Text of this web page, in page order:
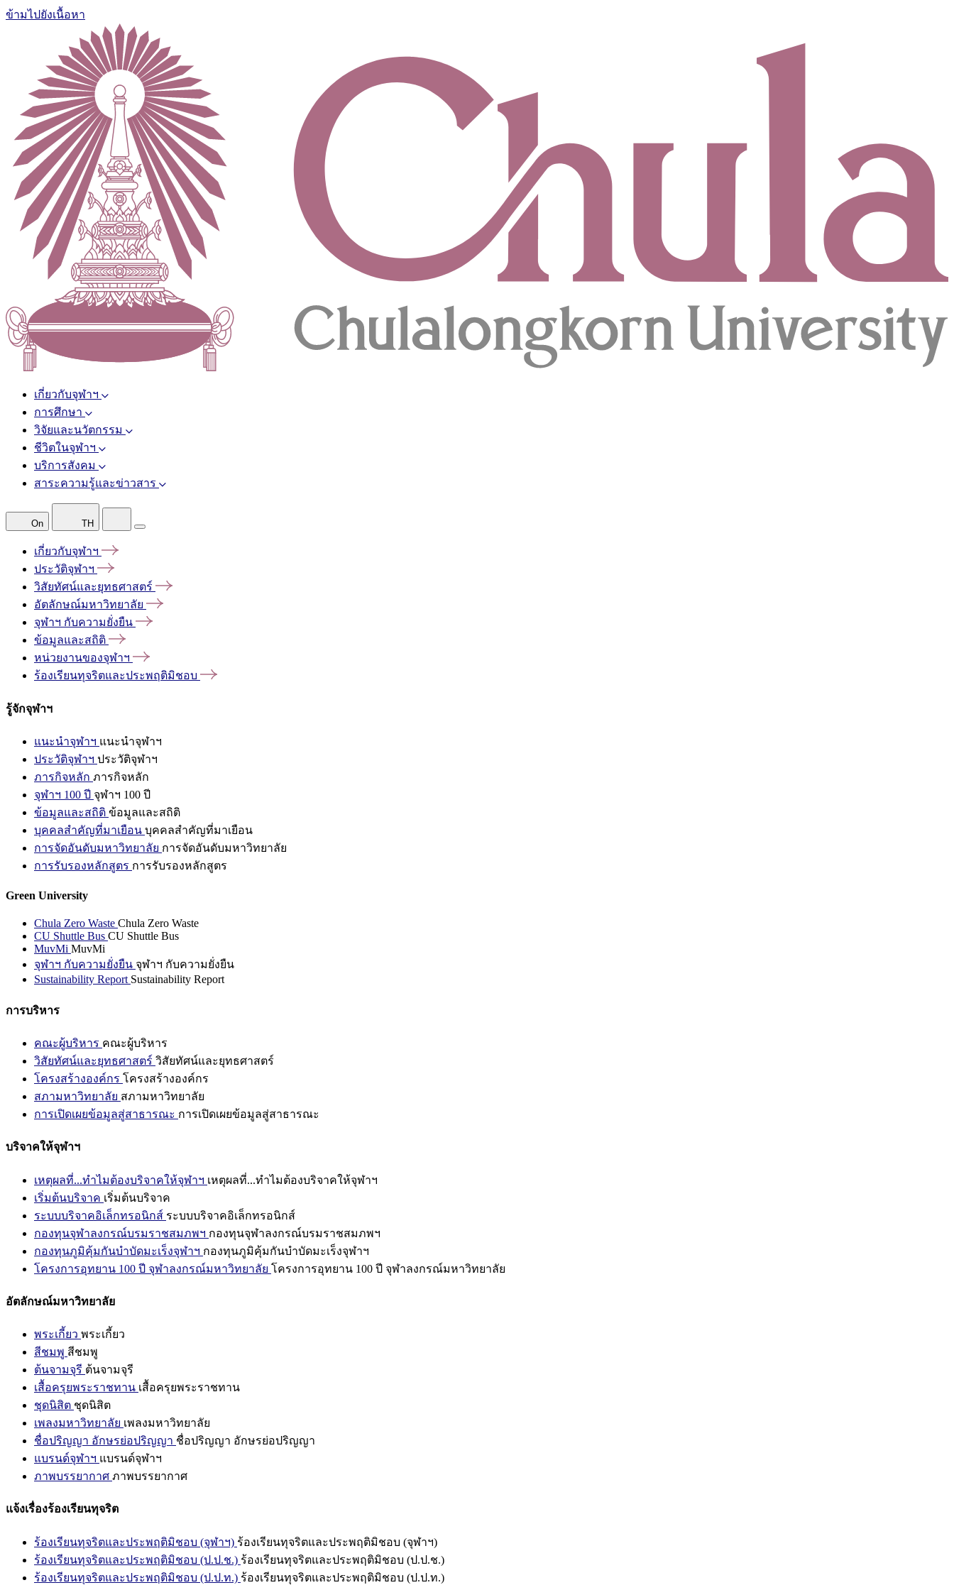
ข้ามไปยังเนื้อหา
เกี่ยวกับจุฬาฯ
การศึกษา
วิจัยและนวัตกรรม
ชีวิตในจุฬาฯ
บริการสังคม
สาระความรู้และข่าวสาร
On TH
เกี่ยวกับจุฬาฯ
ประวัติจุฬาฯ
วิสัยทัศน์และยุทธศาสตร์
อัตลักษณ์มหาวิทยาลัย
จุฬาฯ กับความยั่งยืน
ข้อมูลและสถิติ
หน่วยงานของจุฬาฯ
ร้องเรียนทุจริตและประพฤติมิชอบ
รู้จักจุฬาฯ
แนะนำจุฬาฯ แนะนำจุฬาฯ
ประวัติจุฬาฯ ประวัติจุฬาฯ
ภารกิจหลัก ภารกิจหลัก
จุฬาฯ 100 ปี จุฬาฯ 100 ปี
ข้อมูลและสถิติ ข้อมูลและสถิติ
บุคคลสำคัญที่มาเยือน บุคคลสำคัญที่มาเยือน
การจัดอันดับมหาวิทยาลัย การจัดอันดับมหาวิทยาลัย
การรับรองหลักสูตร การรับรองหลักสูตร
Green University
Chula Zero Waste Chula Zero Waste
CU Shuttle Bus CU Shuttle Bus
MuvMi MuvMi
จุฬาฯ กับความยั่งยืน จุฬาฯ กับความยั่งยืน
Sustainability Report Sustainability Report
การบริหาร
คณะผู้บริหาร คณะผู้บริหาร
วิสัยทัศน์และยุทธศาสตร์ วิสัยทัศน์และยุทธศาสตร์
โครงสร้างองค์กร โครงสร้างองค์กร
สภามหาวิทยาลัย สภามหาวิทยาลัย
การเปิดเผยข้อมูลสู่สาธารณะ การเปิดเผยข้อมูลสู่สาธารณะ
บริจาคให้จุฬาฯ
เหตุผลที่...ทำไมต้องบริจาคให้จุฬาฯ เหตุผลที่...ทำไมต้องบริจาคให้จุฬาฯ
เริ่มต้นบริจาค เริ่มต้นบริจาค
ระบบบริจาคอิเล็กทรอนิกส์ ระบบบริจาคอิเล็กทรอนิกส์
กองทุนจุฬาลงกรณ์บรมราชสมภพฯ กองทุนจุฬาลงกรณ์บรมราชสมภพฯ
กองทุนภูมิคุ้มกันบำบัดมะเร็งจุฬาฯ กองทุนภูมิคุ้มกันบำบัดมะเร็งจุฬาฯ
โครงการอุทยาน 100 ปี จุฬาลงกรณ์มหาวิทยาลัย โครงการอุทยาน 100 ปี จุฬาลงกรณ์มหาวิทยาลัย
อัตลักษณ์มหาวิทยาลัย
พระเกี้ยว พระเกี้ยว
สีชมพู สีชมพู
ต้นจามจุรี ต้นจามจุรี
เสื้อครุยพระราชทาน เสื้อครุยพระราชทาน
ชุดนิสิต ชุดนิสิต
เพลงมหาวิทยาลัย เพลงมหาวิทยาลัย
ชื่อปริญญา อักษรย่อปริญญา ชื่อปริญญา อักษรย่อปริญญา
แบรนด์จุฬาฯ แบรนด์จุฬาฯ
ภาพบรรยากาศ ภาพบรรยากาศ
แจ้งเรื่องร้องเรียนทุจริต
ร้องเรียนทุจริตและประพฤติมิชอบ (จุฬาฯ) ร้องเรียนทุจริตและประพฤติมิชอบ (จุฬาฯ)
ร้องเรียนทุจริตและประพฤติมิชอบ (ป.ป.ช.) ร้องเรียนทุจริตและประพฤติมิชอบ (ป.ป.ช.)
ร้องเรียนทุจริตและประพฤติมิชอบ (ป.ป.ท.) ร้องเรียนทุจริตและประพฤติมิชอบ (ป.ป.ท.)